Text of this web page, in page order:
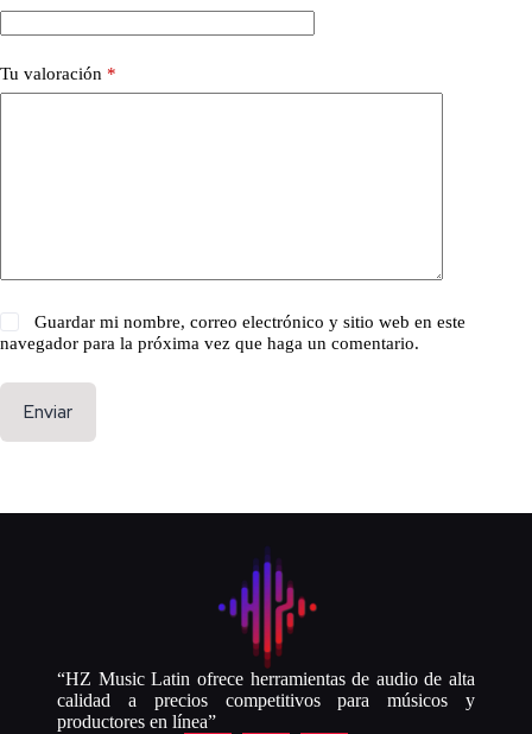
Tu valoración *
Guardar mi nombre, correo electrónico y sitio web en este
navegador para la próxima vez que haga un comentario.
Enviar
“HZ Music Latin ofrece herramientas de audio de alta
calidad a precios competitivos para músicos y
productores en línea”